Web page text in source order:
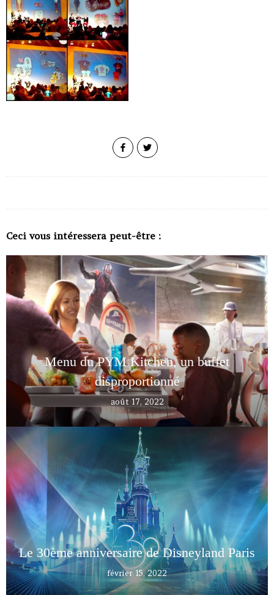
Ceci vous intéressera peut-être :
Menu du PYM Kitchen, un buffet
disproportionné
août 17, 2022
Le 30ème anniversaire de Disneyland Paris
février 15, 2022